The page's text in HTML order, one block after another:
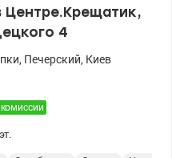
Центре.Крещатик,
4
, Печерский, Киев
комиссии